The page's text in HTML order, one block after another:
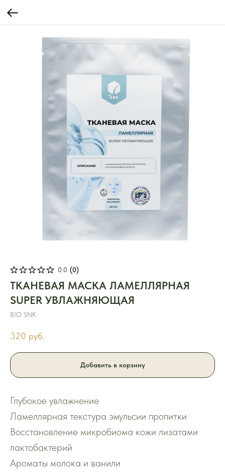
0.0 (0)
ТКАНЕВАЯ МАСКА ЛАМЕЛЛЯРНАЯ
SUPER УВЛАЖНЯЮЩАЯ
BIO SNK
320 руб.
Добавить в корзину
Глубокое увлажнение
Ламеллярная текстура эмульсии пропитки
Восстановление микробиома кожи лизатами
лактобактерий
Ароматы молока и ванили